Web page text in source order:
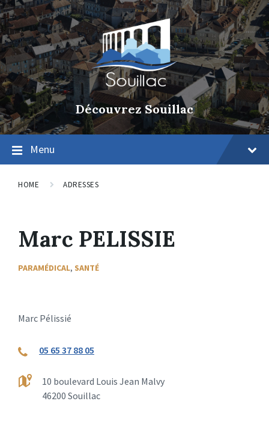
Découvrez Souillac
Menu
HOME ADRESSES
Marc PELISSIE
PARAMÉDICAL, SANTÉ
Marc Pélissié
05 65 37 88 05
10 boulevard Louis Jean Malvy
46200 Souillac